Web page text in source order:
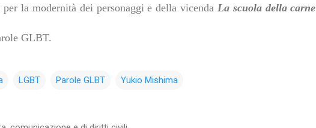
la modernità dei personaggi e della vicenda La scuola della carne
GLBT.
LGBT Parole GLBT Yukio Mishima